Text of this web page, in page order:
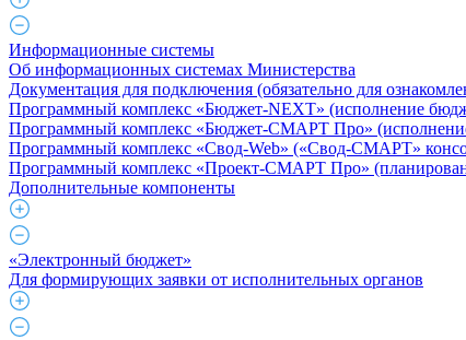
Информационные системы
Об информационных системах Министерства
Документация для подключения (обязательно для
Программный комплекс «Бюджет-NEXT» (исполнение
Программный комплекс «Бюджет-СМАРТ Про»
Программный комплекс «Свод-Web» («Свод-СМАРТ»
Программный комплекс «Проект-СМАРТ Про»
Дополнительные компоненты
«Электронный бюджет»
Для формирующих заявки от исполнительных органов